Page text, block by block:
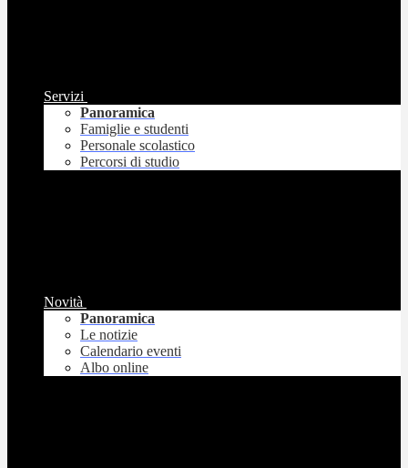
Servizi
Panoramica
Famiglie e studenti
Personale scolastico
Percorsi di studio
Novità
Panoramica
Le notizie
Calendario eventi
Albo online